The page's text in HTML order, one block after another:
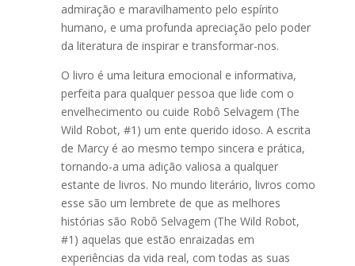
admiração e maravilhamento pelo espírito
humano, e uma profunda apreciação pelo poder
da literatura de inspirar e transformar-nos.
O livro é uma leitura emocional e informativa,
perfeita para qualquer pessoa que lide com o
envelhecimento ou cuide Robô Selvagem (The
Wild Robot, #1) um ente querido idoso. A escrita
de Marcy é ao mesmo tempo sincera e prática,
tornando-a uma adição valiosa a qualquer
estante de livros. No mundo literário, livros como
esse são um lembrete de que as melhores
histórias são Robô Selvagem (The Wild Robot,
#1) aquelas que estão enraizadas em
experiências da vida real, com todas as suas